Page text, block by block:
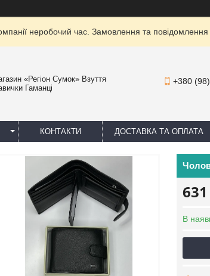
неробочий час. Замовлення та
«Регіон Сумок» Взуття
Гаманці
+380
КОНТАКТИ ДОСТАВКА ТА ОПЛАТА
В